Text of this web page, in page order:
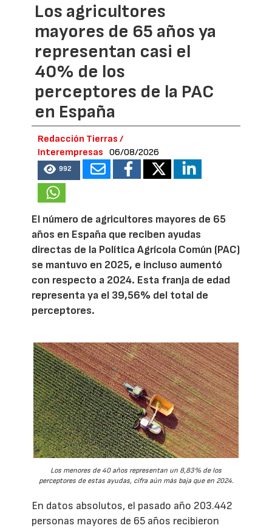
Los agricultores
mayores de 65 años ya
representan casi el
40% de los
perceptores de la PAC
en España
Redacción Tierras /
Interempresas
06/08/2026
992
El número de agricultores mayores de 65
años en España que reciben ayudas
directas de la Política Agrícola Común (PAC)
se mantuvo en 2025, e incluso aumentó
con respecto a 2024. Esta franja de edad
representa ya el 39,56% del total de
perceptores.
Los menores de 40 años representan un 8,83% de los
perceptores de estas ayudas, cifra aún más baja que en 2024.
En datos absolutos, el pasado año 203.442
personas mayores de 65 años recibieron